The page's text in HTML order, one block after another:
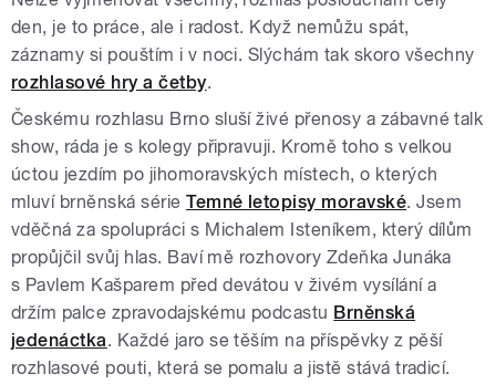
den, je to práce, ale i radost. Když nemůžu spát,
záznamy si pouštím i v noci. Slýchám tak skoro všechny
rozhlasové hry a četby.
Českému rozhlasu Brno sluší živé přenosy a zábavné talk
show, ráda je s kolegy připravuji. Kromě toho s velkou
úctou jezdím po jihomoravských místech, o kterých
mluví brněnská sérieTemné letopisy moravské. Jsem
vděčná za spolupráci s Michalem Isteníkem, který dílům
propůjčil svůj hlas. Baví mě rozhovory Zdeňka Junáka
s Pavlem Kašparem před devátou v živém vysílání a
držím palce zpravodajskému podcastu Brněnská
jedenáctka. Každé jaro se těším na příspěvky z pěší
rozhlasové pouti, která se pomalu a jistě stává tradicí.